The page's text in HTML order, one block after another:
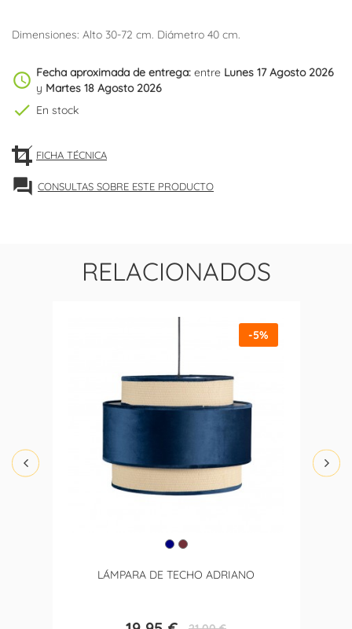
Dimensiones: Alto 30-72 cm. Diámetro 40 cm.
schedule Fecha aproximada de entrega: entre Lunes 17 Agosto 2026
y Martes 18 Agosto 2026
check En stock
FICHA TÉCNICA
forum CONSULTAS SOBRE ESTE PRODUCTO
RELACIONADOS
LÁMPARA DE TECHO ADRIANO
-5%